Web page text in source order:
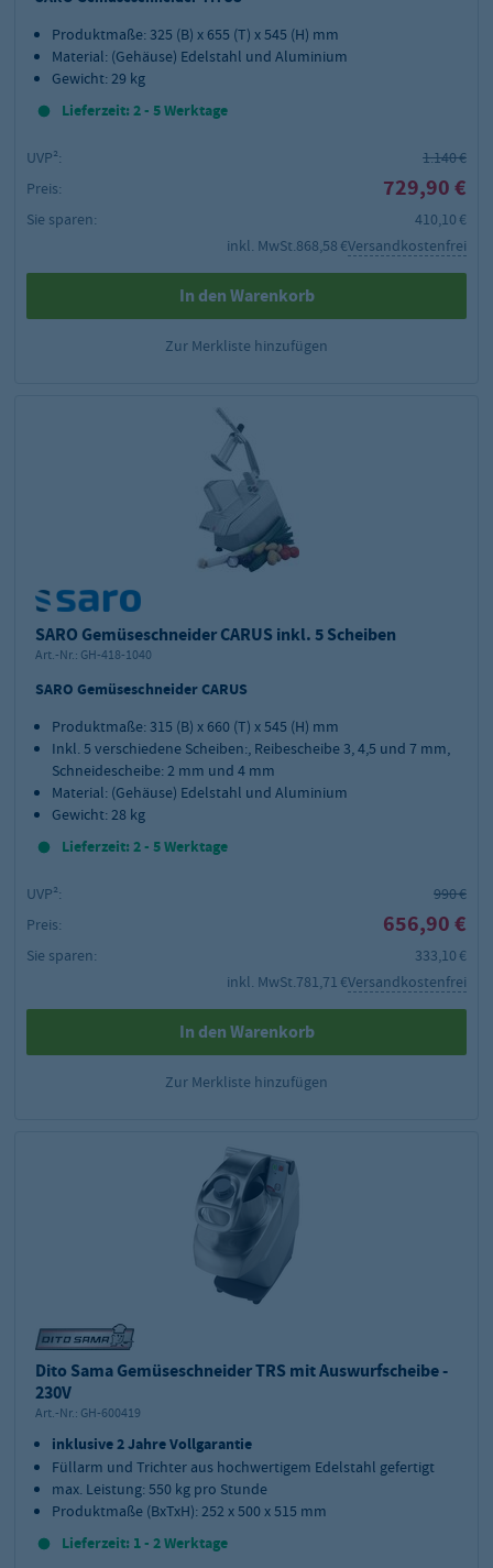
Produktmaße: 325 (B) x 655 (T) x 545 (H) mm
Material: (Gehäuse) Edelstahl und Aluminium
Gewicht: 29 kg
Lieferzeit: 2 - 5 Werktage
UVP²:
1.140 €
Preis:
729,90 €
Sie sparen:
410,10 €
inkl. MwSt.868,58 €Versandkostenfrei
In den Warenkorb
Zur Merkliste hinzufügen
SARO Gemüseschneider CARUS inkl. 5 Scheiben
Art.-Nr.: GH-418-1040
SARO Gemüseschneider CARUS
Produktmaße: 315 (B) x 660 (T) x 545 (H) mm
Inkl. 5 verschiedene Scheiben:, Reibescheibe 3, 4,5 und 7 mm,
Schneidescheibe: 2 mm und 4 mm
Material: (Gehäuse) Edelstahl und Aluminium
Gewicht: 28 kg
Lieferzeit: 2 - 5 Werktage
UVP²:
990 €
Preis:
656,90 €
Sie sparen:
333,10 €
inkl. MwSt.781,71 €Versandkostenfrei
In den Warenkorb
Zur Merkliste hinzufügen
Dito Sama Gemüseschneider TRS mit Auswurfscheibe -
230V
Art.-Nr.: GH-600419
inklusive 2 Jahre Vollgarantie
Füllarm und Trichter aus hochwertigem Edelstahl gefertigt
max. Leistung: 550 kg pro Stunde
Produktmaße (BxTxH): 252 x 500 x 515 mm
Lieferzeit: 1 - 2 Werktage